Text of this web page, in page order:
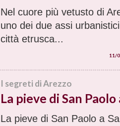
Nel cuore più vetusto di
uno dei due assi
città etrusca...
11/
I segreti di Arezzo
La pieve di San Paolo
La pieve di San Paolo a